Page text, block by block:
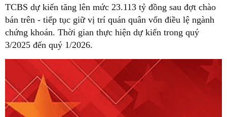
TCBS dự kiến tăng lên mức 23.113 tỷ đồng sau đợt chào
bán trên - tiếp tục giữ vị trí quán quân vốn điều lệ ngành
chứng khoán. Thời gian thực hiện dự kiến trong quý
3/2025 đến quý 1/2026.